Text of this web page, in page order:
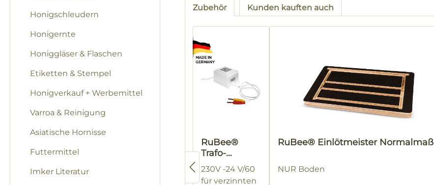
Honigschleudern
Honigernte
Honiggläser & Flaschen
Etiketten & Stempel
Honigverkauf + Werbemittel
Varroa & Reinigung
Asiatische Hornisse
Futtermittel
Imker Literatur
Zubehör Kunden kauften auch
Produktgalerie überspringen
RuBee®
Trafo-
Wabeneinlöt
er
230V -24 V/60
für verzinnten
RuBee® Einlötmeister Normalmaß
NUR Boden